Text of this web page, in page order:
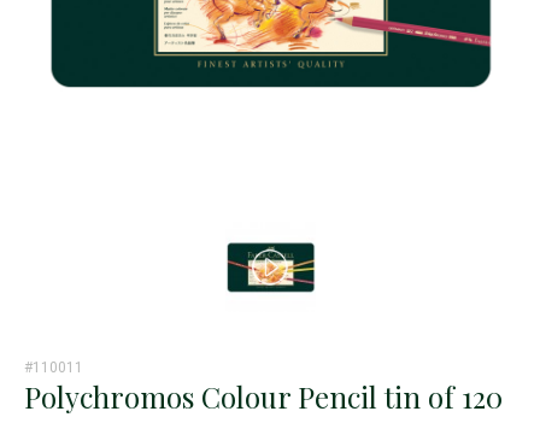
#110011
Polychromos Colour Pencil tin of 120